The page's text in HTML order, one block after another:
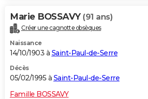
Marie BOSSAVY (91 ans)
Créer une cagnotte obsèques
Naissance
14/10/1903 à Saint-Paul-de-Serre
Décès
05/02/1995 à Saint-Paul-de-Serre
Famille BOSSAVY